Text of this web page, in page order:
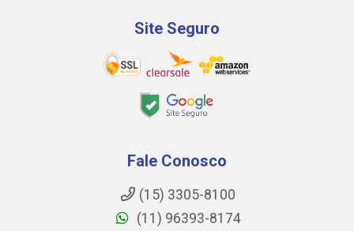
Site Seguro
Fale Conosco
(15) 3305-8100
(11) 96393-8174